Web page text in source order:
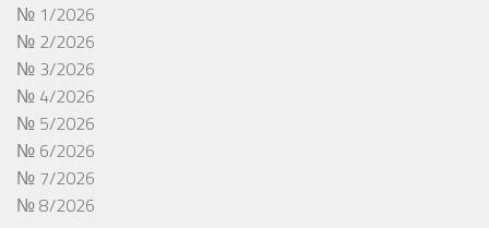
№ 1/2026
№ 2/2026
№ 3/2026
№ 4/2026
№ 5/2026
№ 6/2026
№ 7/2026
№ 8/2026